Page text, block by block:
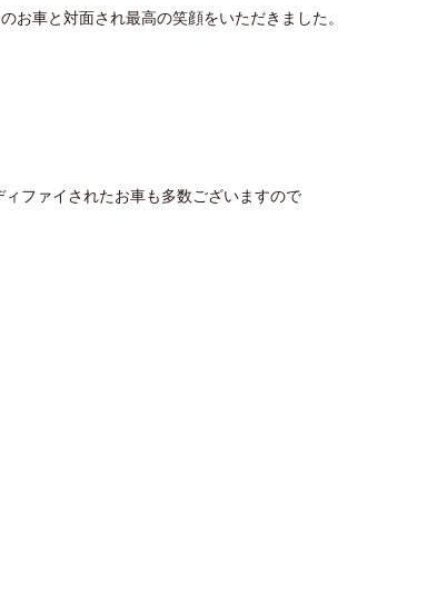
お車と対面され最高の笑顔をいただきました。
ファイされたお車も多数ございますので